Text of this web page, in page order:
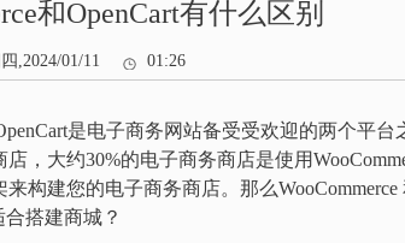
和OpenCart有什么区别
,2024/01/11 01:26
是电子商务网站备受受欢迎的两个平台
，大约30%的电子商务商店是使用
构建您的电子商务商店。那么WooCommerce
合搭建商城？